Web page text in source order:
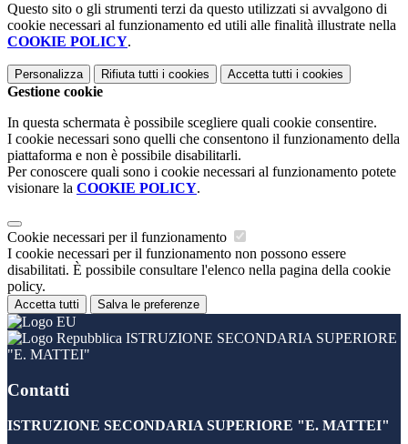
Questo sito o gli strumenti terzi da questo utilizzati si avvalgono di
cookie necessari al funzionamento ed utili alle finalità illustrate nella
COOKIE POLICY.
Personalizza Rifiuta tutti i cookies Accetta tutti i cookies
Gestione cookie
In questa schermata è possibile scegliere quali cookie consentire.
I cookie necessari sono quelli che consentono il funzionamento della
piattaforma e non è possibile disabilitarli.
Per conoscere quali sono i cookie necessari al funzionamento potete
visionare la COOKIE POLICY.
Cookie necessari per il funzionamento
I cookie necessari per il funzionamento non possono essere
disabilitati. È possibile consultare l'elenco nella pagina della cookie
policy.
Accetta tutti Salva le preferenze
ISTRUZIONE SECONDARIA SUPERIORE
"E. MATTEI"
Contatti
ISTRUZIONE SECONDARIA SUPERIORE "E. MATTEI"